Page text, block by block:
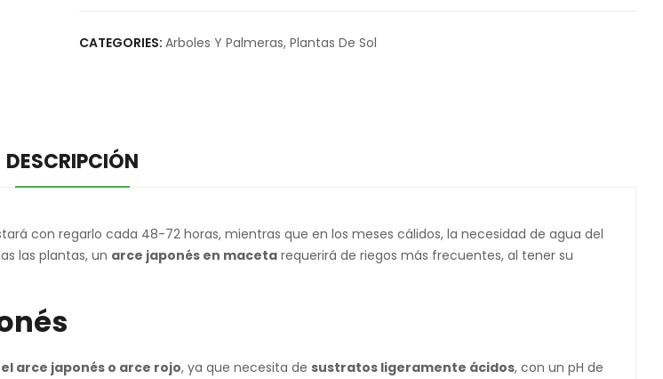
CATEGORIES: Arboles Y Palmeras, Plantas De Sol
DESCRIPCIÓN
con regarlo cada 48-72 horas, mientras que en los meses cálidos, la necesidad de agua del
las plantas, un arce japonés en maceta requerirá de riegos más frecuentes, al tener su
arce japonés o arce rojo, ya que necesita de sustratos ligeramente ácidos, con un pH de